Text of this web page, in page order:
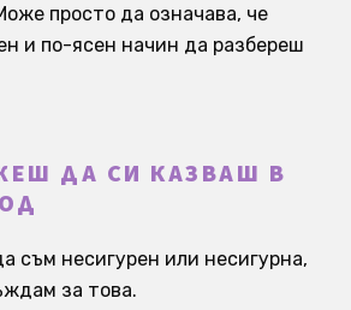
просто да означава, че
и по-ясен начин да разбереш
ДА СИ КАЗВАШ В
съм несигурен или несигурна,
за това.